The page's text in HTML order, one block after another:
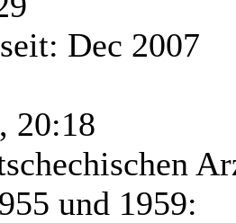
Dec 2007
20:18
und 1959: